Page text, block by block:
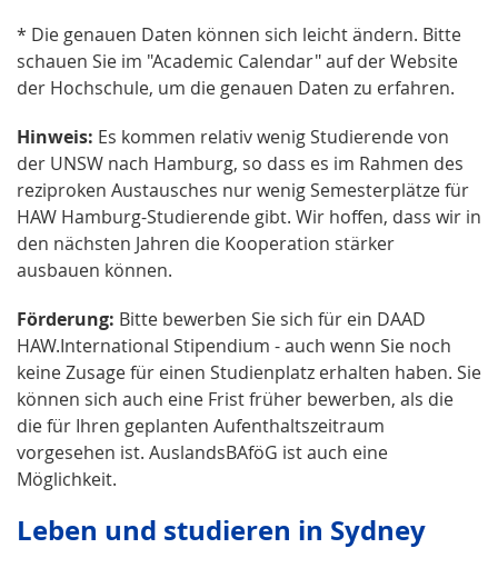
* Die genauen Daten können sich leicht ändern. Bitte
schauen Sie im "Academic Calendar" auf der Website
der Hochschule, um die genauen Daten zu erfahren.
Hinweis: Es kommen relativ wenig Studierende von
der UNSW nach Hamburg, so dass es im Rahmen des
reziproken Austausches nur wenig Semesterplätze für
HAW Hamburg-Studierende gibt. Wir hoffen, dass wir in
den nächsten Jahren die Kooperation stärker
ausbauen können.
Förderung: Bitte bewerben Sie sich für ein DAAD
HAW.International Stipendium - auch wenn Sie noch
keine Zusage für einen Studienplatz erhalten haben. Sie
können sich auch eine Frist früher bewerben, als die
die für Ihren geplanten Aufenthaltszeitraum
vorgesehen ist. AuslandsBAföG ist auch eine
Möglichkeit.
Leben und studieren in Sydney